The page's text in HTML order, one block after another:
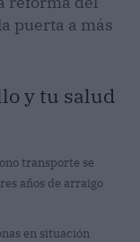
puerta a más
y tu salud
transporte se
años de arraigo
en situación